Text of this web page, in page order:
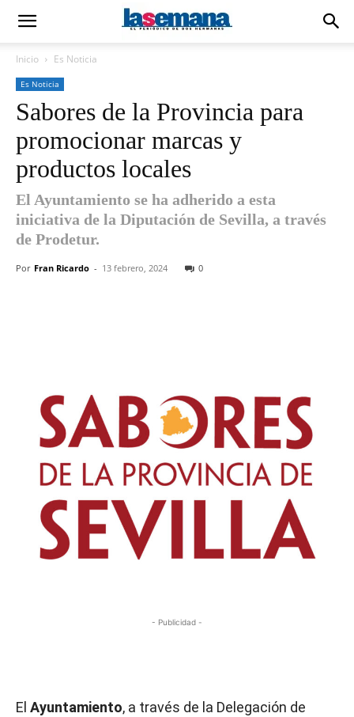
Inicio Es Noticia
Es Noticia
Sabores de la Provincia para
promocionar marcas y
productos locales
El Ayuntamiento se ha adherido a esta
iniciativa de la Diputación de Sevilla, a través
de Prodetur.
Por Fran Ricardo - 13 febrero, 2024 0
- Publicidad -
El Ayuntamiento, a través de la Delegación de